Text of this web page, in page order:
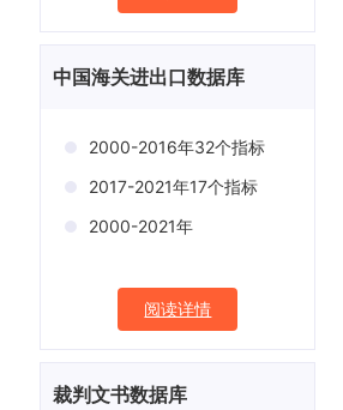
中国海关进出口数据库
2000-2016年32个指标
2017-2021年17个指标
2000-2021年
阅读详情
裁判文书数据库